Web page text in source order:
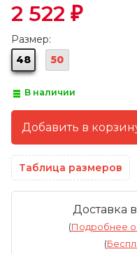
2 522 ₽
Размер:
48
50
В наличии
Таблица размеров
Доставка
(Подробнее о
(